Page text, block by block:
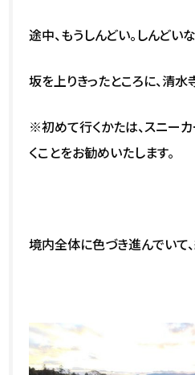
途中、もうしんどい。しんど
坂を上りきったところに、清水
※初めて行くかたは、スニー
くことをお勧めいたします。
境内全体に色づき進んでいて